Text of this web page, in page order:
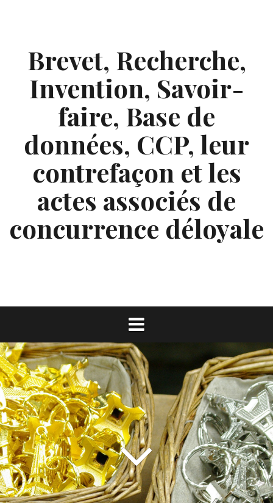
Brevet, Recherche,
Invention, Savoir-
faire, Base de
données, CCP, leur
contrefaçon et les
actes associés de
concurrence déloyale